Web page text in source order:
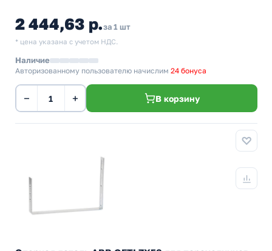
2 444,63 р.за 1 шт
* цена указана с учетом НДС.
Наличие
Авторизованному пользователю начислим 24 бонуса
− + В корзину